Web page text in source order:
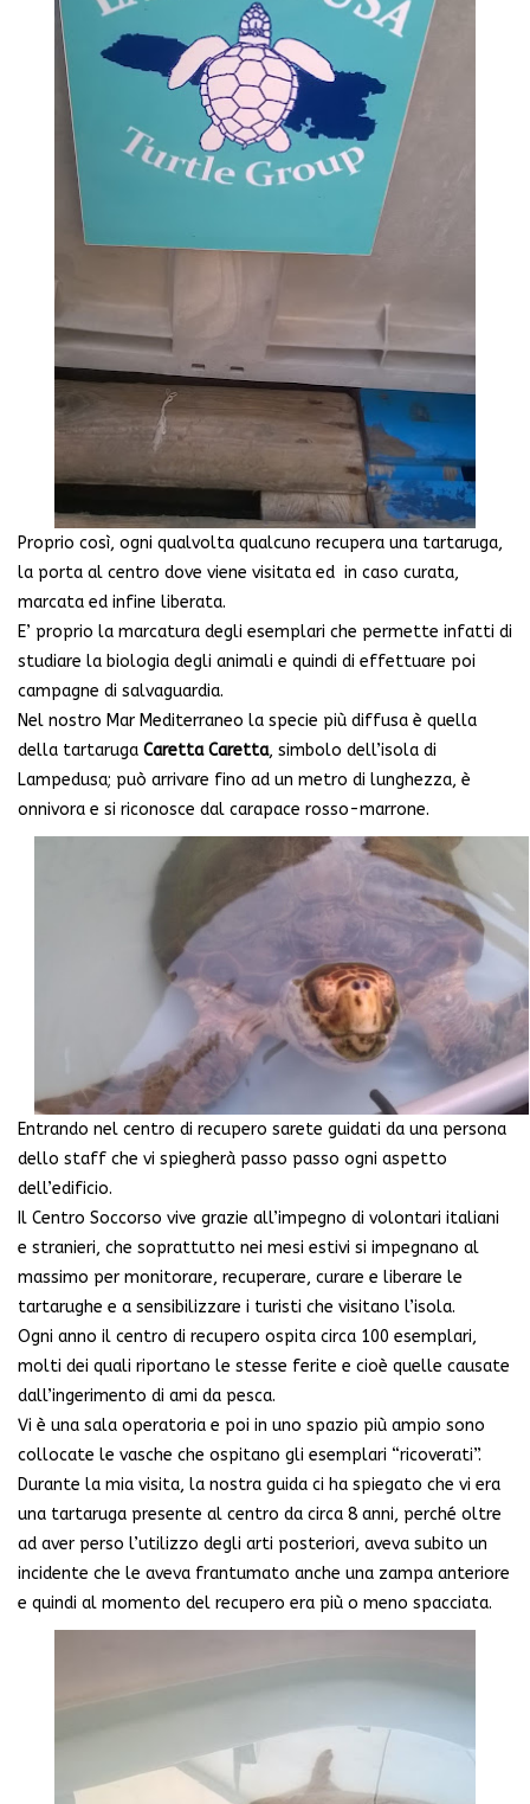
Proprio così, ogni qualvolta qualcuno recupera una tartaruga,
la porta al centro dove viene visitata ed in caso curata,
marcata ed infine liberata.
E’ proprio la marcatura degli esemplari che permette infatti di
studiare la biologia degli animali e quindi di effettuare poi
campagne di salvaguardia.
Nel nostro Mar Mediterraneo la specie più diffusa è quella
della tartaruga Caretta Caretta, simbolo dell’isola di
Lampedusa; può arrivare fino ad un metro di lunghezza, è
onnivora e si riconosce dal carapace rosso-marrone.
Entrando nel centro di recupero sarete guidati da una persona
dello staff che vi spiegherà passo passo ogni aspetto
dell’edificio.
Il Centro Soccorso vive grazie all’impegno di volontari italiani
e stranieri, che soprattutto nei mesi estivi si impegnano al
massimo per monitorare, recuperare, curare e liberare le
tartarughe e a sensibilizzare i turisti che visitano l’isola.
Ogni anno il centro di recupero ospita circa 100 esemplari,
molti dei quali riportano le stesse ferite e cioè quelle causate
dall’ingerimento di ami da pesca.
Vi è una sala operatoria e poi in uno spazio più ampio sono
collocate le vasche che ospitano gli esemplari “ricoverati”.
Durante la mia visita, la nostra guida ci ha spiegato che vi era
una tartaruga presente al centro da circa 8 anni, perché oltre
ad aver perso l’utilizzo degli arti posteriori, aveva subito un
incidente che le aveva frantumato anche una zampa anteriore
e quindi al momento del recupero era più o meno spacciata.